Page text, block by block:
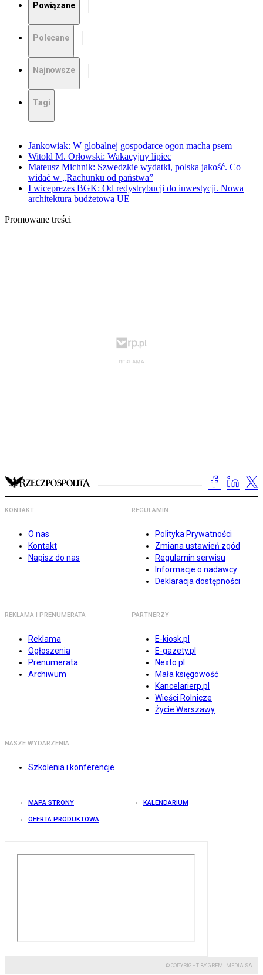
Powiązane
Polecane
Najnowsze
Tagi
Jankowiak: W globalnej gospodarce ogon macha psem
Witold M. Orłowski: Wakacyjny lipiec
Mateusz Michnik: Szwedzkie wydatki, polska jakość. Co
widać w „Rachunku od państwa”
I wiceprezes BGK: Od redystrybucji do inwestycji. Nowa
architektura budżetowa UE
Promowane treści
KONTAKT
O nas
Kontakt
Napisz do nas
REGULAMIN
Polityka Prywatności
Zmiana ustawień zgód
Regulamin serwisu
Informacje o nadawcy
Deklaracja dostępności
REKLAMA I PRENUMERATA
Reklama
Ogłoszenia
Prenumerata
Archiwum
PARTNERZY
E-kiosk.pl
E-gazety.pl
Nexto.pl
Mała księgowość
Kancelarierp.pl
Wieści Rolnicze
Życie Warszawy
NASZE WYDARZENIA
Szkolenia i konferencje
MAPA STRONY KALENDARIUM
OFERTA PRODUKTOWA
© COPYRIGHT BY GREMI MEDIA SA